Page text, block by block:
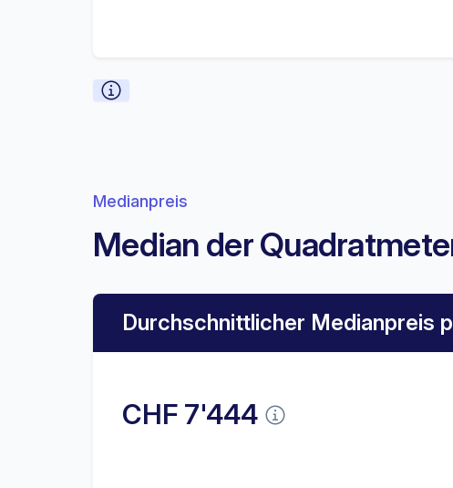
Medianpreis
Median der
Durchschnittlicher Medianpreis
CHF 7'444